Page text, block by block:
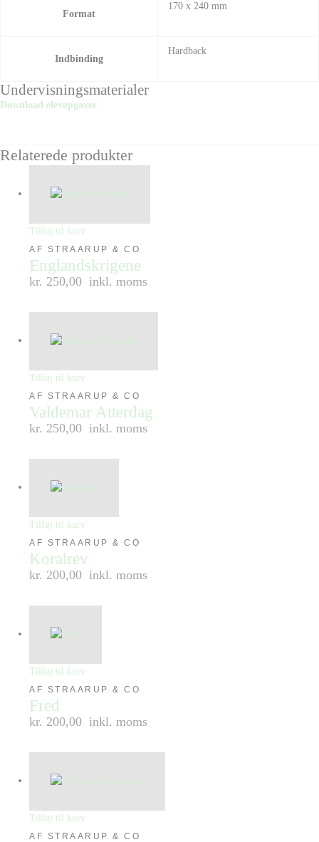
Format
170 x 240 mm
Indbinding
Hardback
Undervisningsmaterialer
Download elevopgaver
Relaterede produkter
Tilføj til kurv
AF STRAARUP & CO
Englandskrigene
kr. 250,00 inkl. moms
Tilføj til kurv
AF STRAARUP & CO
Valdemar Atterdag
kr. 250,00 inkl. moms
Tilføj til kurv
AF STRAARUP & CO
Koralrev
kr. 200,00 inkl. moms
Tilføj til kurv
AF STRAARUP & CO
Fred
kr. 200,00 inkl. moms
Tilføj til kurv
AF STRAARUP & CO